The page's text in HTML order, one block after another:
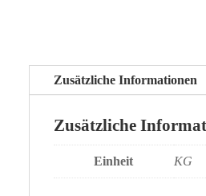
Zusätzliche Informationen
Zusätzliche
Einheit KG